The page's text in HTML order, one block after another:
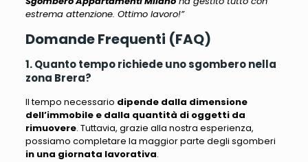
estrema attenzione. Ottimo lavoro!”
Domande Frequenti (FAQ)
1. Quanto tempo richiede uno sgombero nella
zona Brera?
Il tempo necessario dipende dalla dimensione
dell’immobile e dalla quantità di oggetti da
rimuovere. Tuttavia, grazie alla nostra esperienza,
possiamo completare la maggior parte degli sgomberi
in una giornata lavorativa.